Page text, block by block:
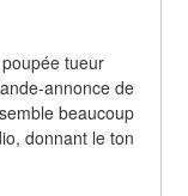
tueur
annonce de
beaucoup
donnant le ton